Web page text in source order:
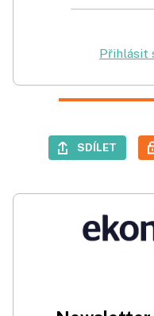
Přihlásit
SDÍLET